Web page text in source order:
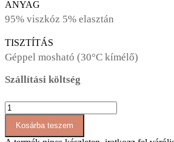
ANYAG
95% viszkóz 5% elasztán
TISZTÍTÁS
Géppel mosható (30°C kímélő)
Szállítási költség
AT091
laza
szoknyás
nadrág/overál
Kosárba teszem